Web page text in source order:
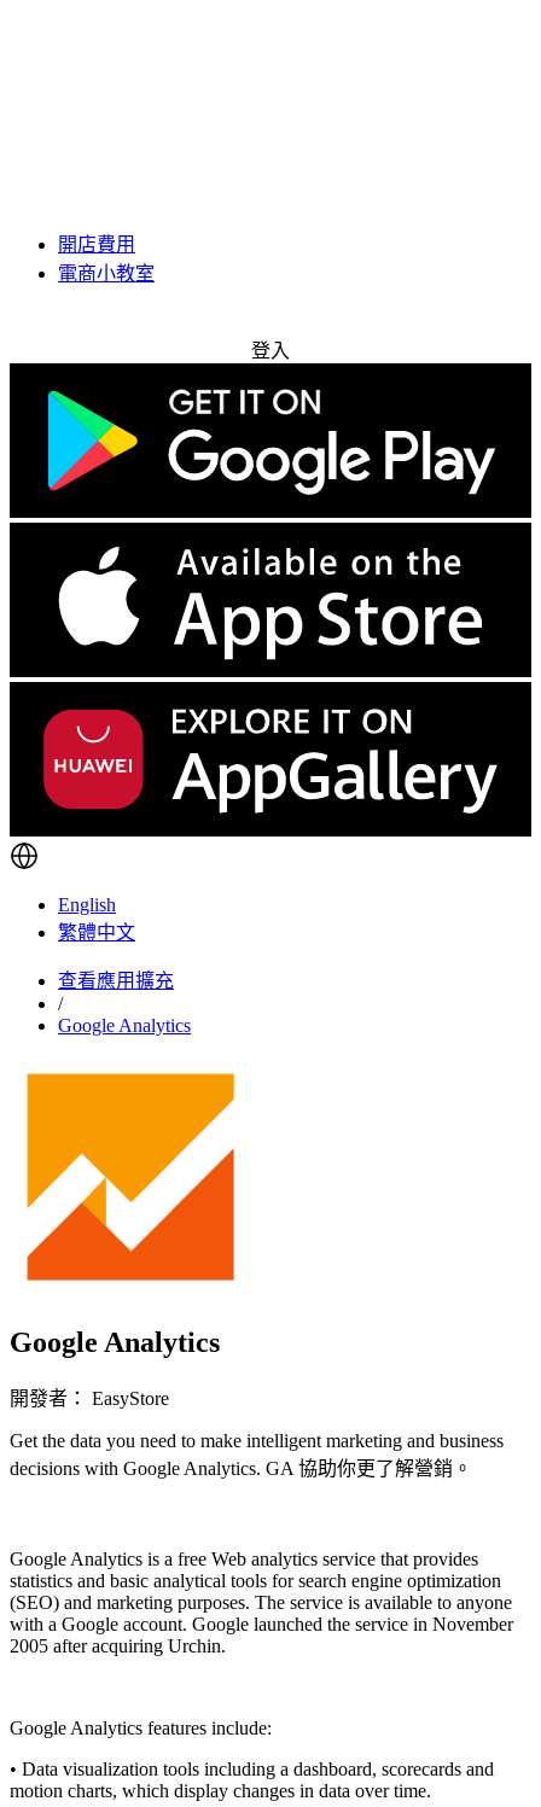
開店費用
電商小教室
登入
English
繁體中文
查看應用擴充
/
Google Analytics
Google Analytics
開發者： EasyStore
Get the data you need to make intelligent marketing and business
decisions with Google Analytics. GA 協助你更了解營銷。
Google Analytics is a free Web analytics service that provides
statistics and basic analytical tools for search engine optimization
(SEO) and marketing purposes. The service is available to anyone
with a Google account. Google launched the service in November
2005 after acquiring Urchin.
Google Analytics features include:
• Data visualization tools including a dashboard, scorecards and
motion charts, which display changes in data over time.